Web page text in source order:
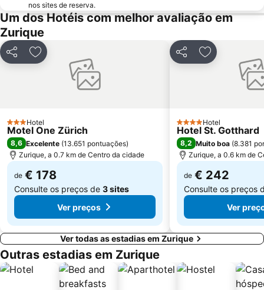
nos sites de reserva.
Um dos Hotéis com melhor avaliação em
Zurique
PartilharAdicionar aos favoritos
3 Estrelas
Hotel
Motel One Zürich
8,6 Excelente (13.651 pontuações)
Zurique, a 0.7 km de Centro da cidade
de € 178
Consulte os preços de 3 sites
Ver preços
PartilharAdicionar
4 Estrelas
Hotel
Hotel St. Gotthard
8,2 Muito boa (8.381
Zurique, a 0.6 km de
de € 242
Consulte os preços
Ver
Ver todas as estadias em Zurique
Outras estadias em Zurique